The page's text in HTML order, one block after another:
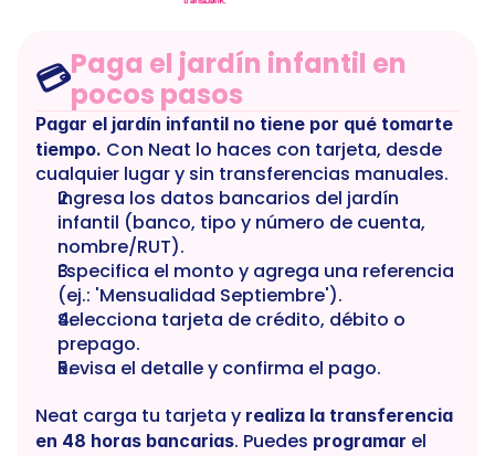
💳Paga el jardín infantil en
pocos pasos
Pagar el jardín infantil no tiene por qué tomarte
tiempo. Con Neat lo haces con tarjeta, desde
cualquier lugar y sin transferencias manuales.
Ingresa los datos bancarios del jardín
infantil (banco, tipo y número de cuenta,
nombre/RUT).
Especifica el monto y agrega una referencia
(ej.: 'Mensualidad Septiembre').
Selecciona tarjeta de crédito, débito o
prepago.
Revisa el detalle y confirma el pago.
Neat carga tu tarjeta y realiza la transferencia
en 48 horas bancarias. Puedes programar el